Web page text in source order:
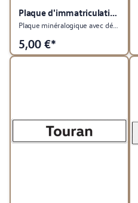
Plaque d'immatriculation du véhicule
Plaque minéralogique avec désignation du type ID.5 GTX
5,00 €*